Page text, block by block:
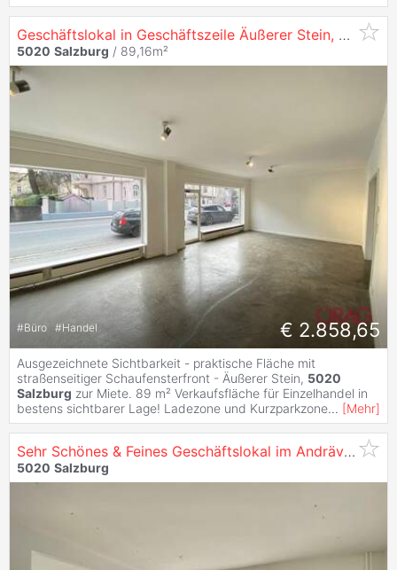
Geschäftslokal in Geschäftszeile Äußerer Stein,
5020
5020 Salzburg / 89,16m²
#Büro #Handel € 2.858,65
Ausgezeichnete Sichtbarkeit - praktische Fläche mit
straßenseitiger Schaufensterfront - Äußerer Stein, 5020
Salzburg zur Miete. 89 m² Verkaufsfläche für Einzelhandel in
bestens sichtbarer Lage! Ladezone und Kurzparkzone... [Mehr]
Sehr Schönes & Feines Geschäftslokal im Andräviertel -
5020 Salzburg